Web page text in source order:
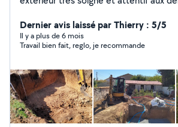
Dernier avis laissé par Thierry : 5/5
Il y a plus de 6 mois
Travail bien fait, reglo, je recommande